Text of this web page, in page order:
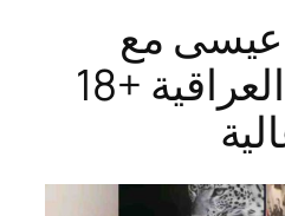
عيسى مع
ميرا النوري العراقية +18